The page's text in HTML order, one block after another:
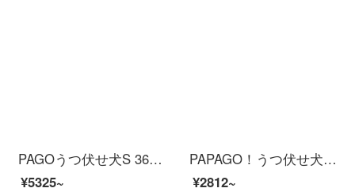
PAGOうつ伏せ犬S 36 K新しぃドラブレコ2160 P超ハイビティチョンハライト夜見ミニ非表示ワイヤ広角非変形驻车监视
¥5325~
PAPAGO！うつ伏せ犬Q 18新したドラレーコダマ1600 P 2 Kハビビビアン夜見60フレーム高速撮影GPSレール位置決め音声跡制御24時間駐車監視
¥2812~